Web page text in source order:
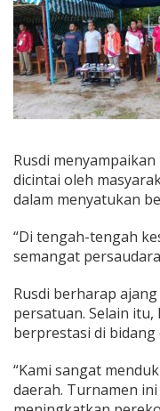
a
i
A
j
a
n
g
M
u
p
u
P
e
r
a
u
d
a
a
Rusdi
dicintai oleh
dalam menyatukan
“Di tengah-tengah
semangat
Rusdi berharap
persatuan. Selain
berprestasi di
“Kami sangat
daerah. Turnamen